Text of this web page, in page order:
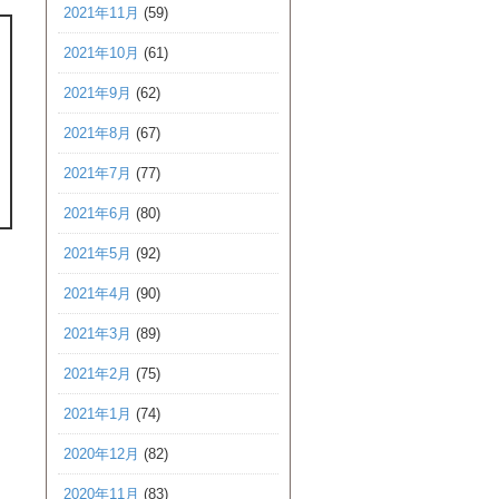
2021年11月 (59)
2021年10月 (61)
2021年9月 (62)
2021年8月 (67)
2021年7月 (77)
2021年6月 (80)
2021年5月 (92)
2021年4月 (90)
2021年3月 (89)
2021年2月 (75)
2021年1月 (74)
2020年12月 (82)
2020年11月 (83)